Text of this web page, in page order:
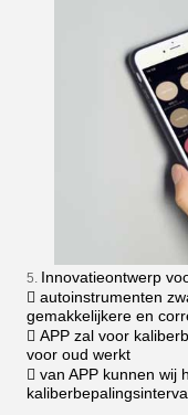
5. Innovatieontwerp
 autoinstrumenten
gemakkelijkere en
 APP zal voor
voor oud werkt
 van APP kunnen wij